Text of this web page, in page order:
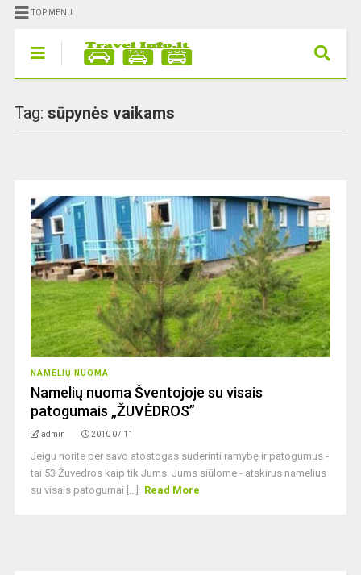
TOP MENU
Tag: sūpynės vaikams
NAMELIŲ NUOMA
Namelių nuoma Šventojoje su visais
patogumais „ŽUVĖDROS”
admin 2010 07 11
Jeigu norite per savo atostogas suderinti ramybę ir patogumus -
tai 53 Žuvedros kaip tik Jums. Jums siūlome - atskirus namelius
su visais patogumai [...]
Read More